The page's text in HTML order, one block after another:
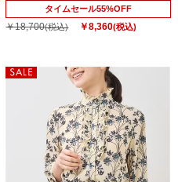
タイムセール55%OFF
￥18,700(税込) ￥8,360(税込)